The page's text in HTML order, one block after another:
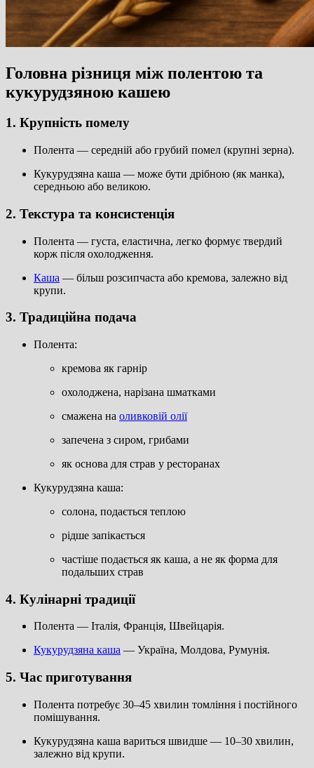
Головна різниця між полентою та
кукурудзяною кашею
1. Крупність помелу
Полента — середній або грубий помел (крупні зерна).
Кукурудзяна каша — може бути дрібною (як манка),
середньою або великою.
2. Текстура та консистенція
Полента — густа, еластична, легко формує твердий
корж після охолодження.
Каша — більш розсипчаста або кремова, залежно від
крупи.
3. Традиційна подача
Полента:
кремова як гарнір
охолоджена, нарізана шматками
смажена на оливковій олії
запечена з сиром, грибами
як основа для страв у ресторанах
Кукурудзяна каша:
солона, подається теплою
рідше запікається
частіше подається як каша, а не як форма для
подальших страв
4. Кулінарні традиції
Полента — Італія, Франція, Швейцарія.
Кукурудзяна каша — Україна, Молдова, Румунія.
5. Час приготування
Полента потребує 30–45 хвилин томління і постійного
помішування.
Кукурудзяна каша вариться швидше — 10–30 хвилин,
залежно від крупи.